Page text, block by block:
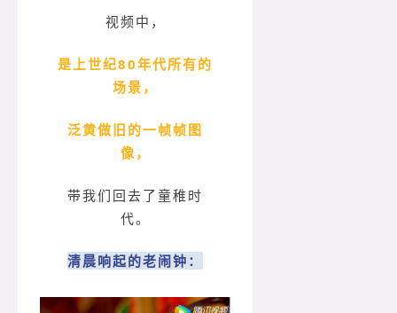
视频中，
是上世纪80年代所有的
场景，
泛黄做旧的一帧帧图
像，
带我们回去了童稚时
代。
清晨响起的老闹钟：